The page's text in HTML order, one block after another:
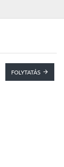
FOLYTATÁS